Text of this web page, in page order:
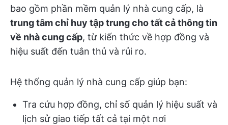
bao gồm phần mềm quản lý nhà cung cấp, là
trung tâm chỉ huy tập trung cho tất cả thông tin
về nhà cung cấp, từ kiến thức về hợp đồng và
hiệu suất đến tuân thủ và rủi ro.
Hệ thống quản lý nhà cung cấp giúp bạn:
Tra cứu hợp đồng, chỉ số quản lý hiệu suất và
lịch sử giao tiếp tất cả tại một nơi